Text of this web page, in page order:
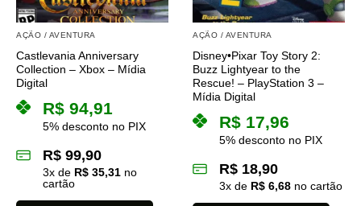
AÇÃO / AVENTURA
Castlevania Anniversary
Collection – Xbox – Mídia
Digital
R$ 94,91
5% desconto no PIX
R$ 99,90
3x de R$ 35,31 no
cartão
AÇÃO / AVENTURA
Disney•Pixar Toy Story 2:
Buzz Lightyear to the
Rescue! – PlayStation 3 –
Mídia Digital
R$ 17,96
5% desconto no PIX
R$ 18,90
3x de R$ 6,68 no cartão